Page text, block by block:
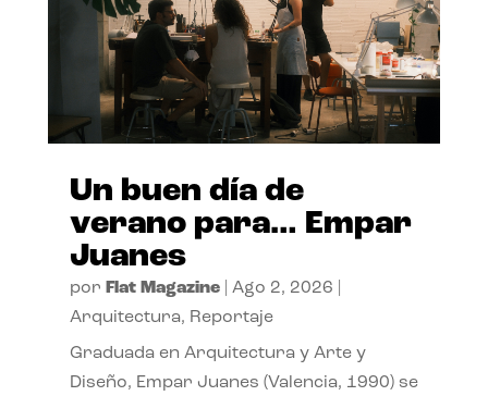
Un buen día de
verano para… Empar
Juanes
por Flat Magazine| Ago 2, 2026
Arquitectura, Reportaje
Graduada en Arquitectura y Arte y
Diseño, Empar Juanes (Valencia, 1990) se